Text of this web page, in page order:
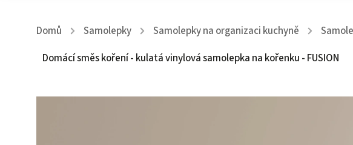
Domů / Samolepky / Samolepky na organizaci kuchyně /
Domácí směs koření - kulatá vinylová samolepka na kořenku - FUSION